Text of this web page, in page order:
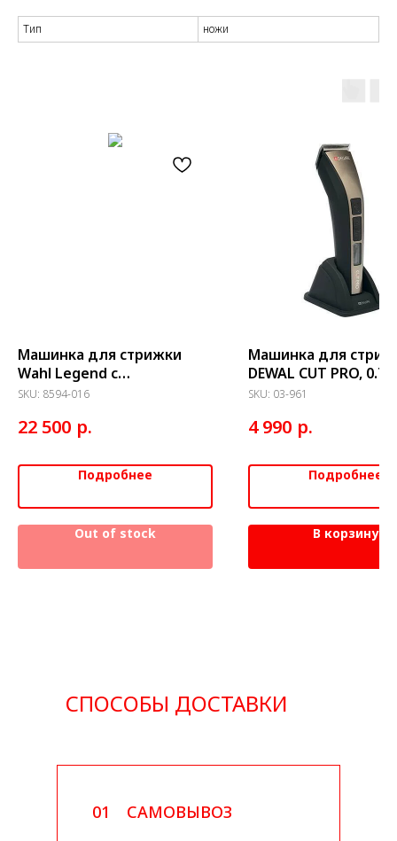
Тип ножи
Машинка для стрижки
Wahl Legend с
комбинированным
SKU: 8594-016
22 500 р.
Подробнее
Out of stock
Машинка для
DEWAL CUT PRO,
аккум/сетев, Led
SKU: 03-961
4 990 р.
Подробнее
В корзину
СПОСОБЫ ДОСТАВКИ
САМОВЫВОЗ
01